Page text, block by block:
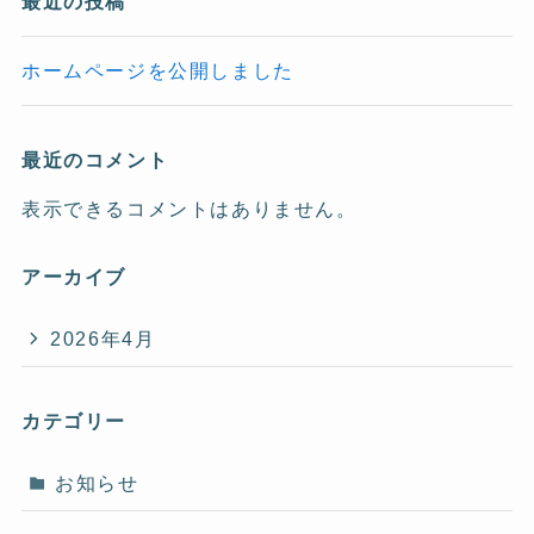
ホームページを公開しました
最近のコメント
表示できるコメントはありません。
アーカイブ
2026年4月
カテゴリー
お知らせ